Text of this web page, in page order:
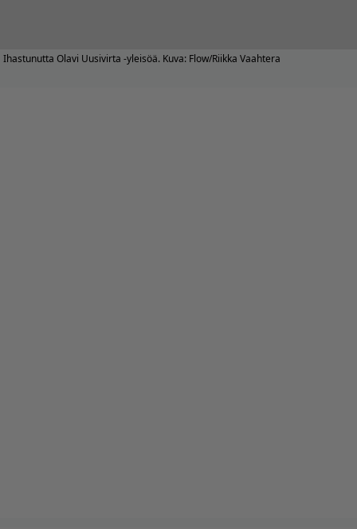
Ihastunutta Olavi Uusivirta -yleisöä. Kuva: Flow/Riikka Vaahtera